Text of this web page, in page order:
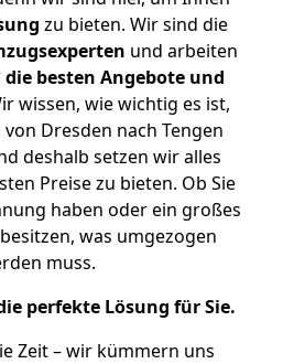
zu bieten. Wir sind die
und arbeiten
die besten Angebote und
wissen, wie wichtig es ist,
Dresden nach Tengen
deshalb setzen wir alles
Preise zu bieten. Ob Sie
haben oder ein großes
was umgezogen
muss.
perfekte Lösung für Sie.
Zeit – wir kümmern uns